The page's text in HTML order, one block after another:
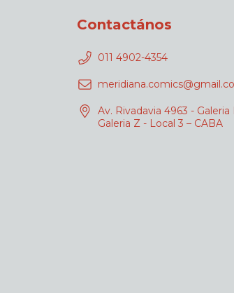
Contactános
011 4902-4354
Av. Rivadavia 4963 -
Galeria Z - Local 3 – CABA